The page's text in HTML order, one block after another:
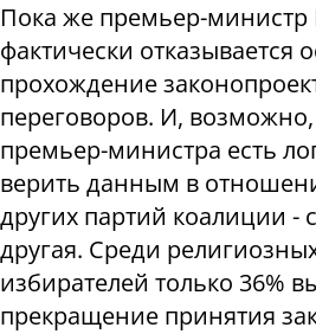
Пока же премьер-министр
фактически отказывается
прохождение
переговоров. И,
премьер-министра есть
верить данным в
других партий коалиции -
другая. Среди
избирателей только 36%
прекращение принятия